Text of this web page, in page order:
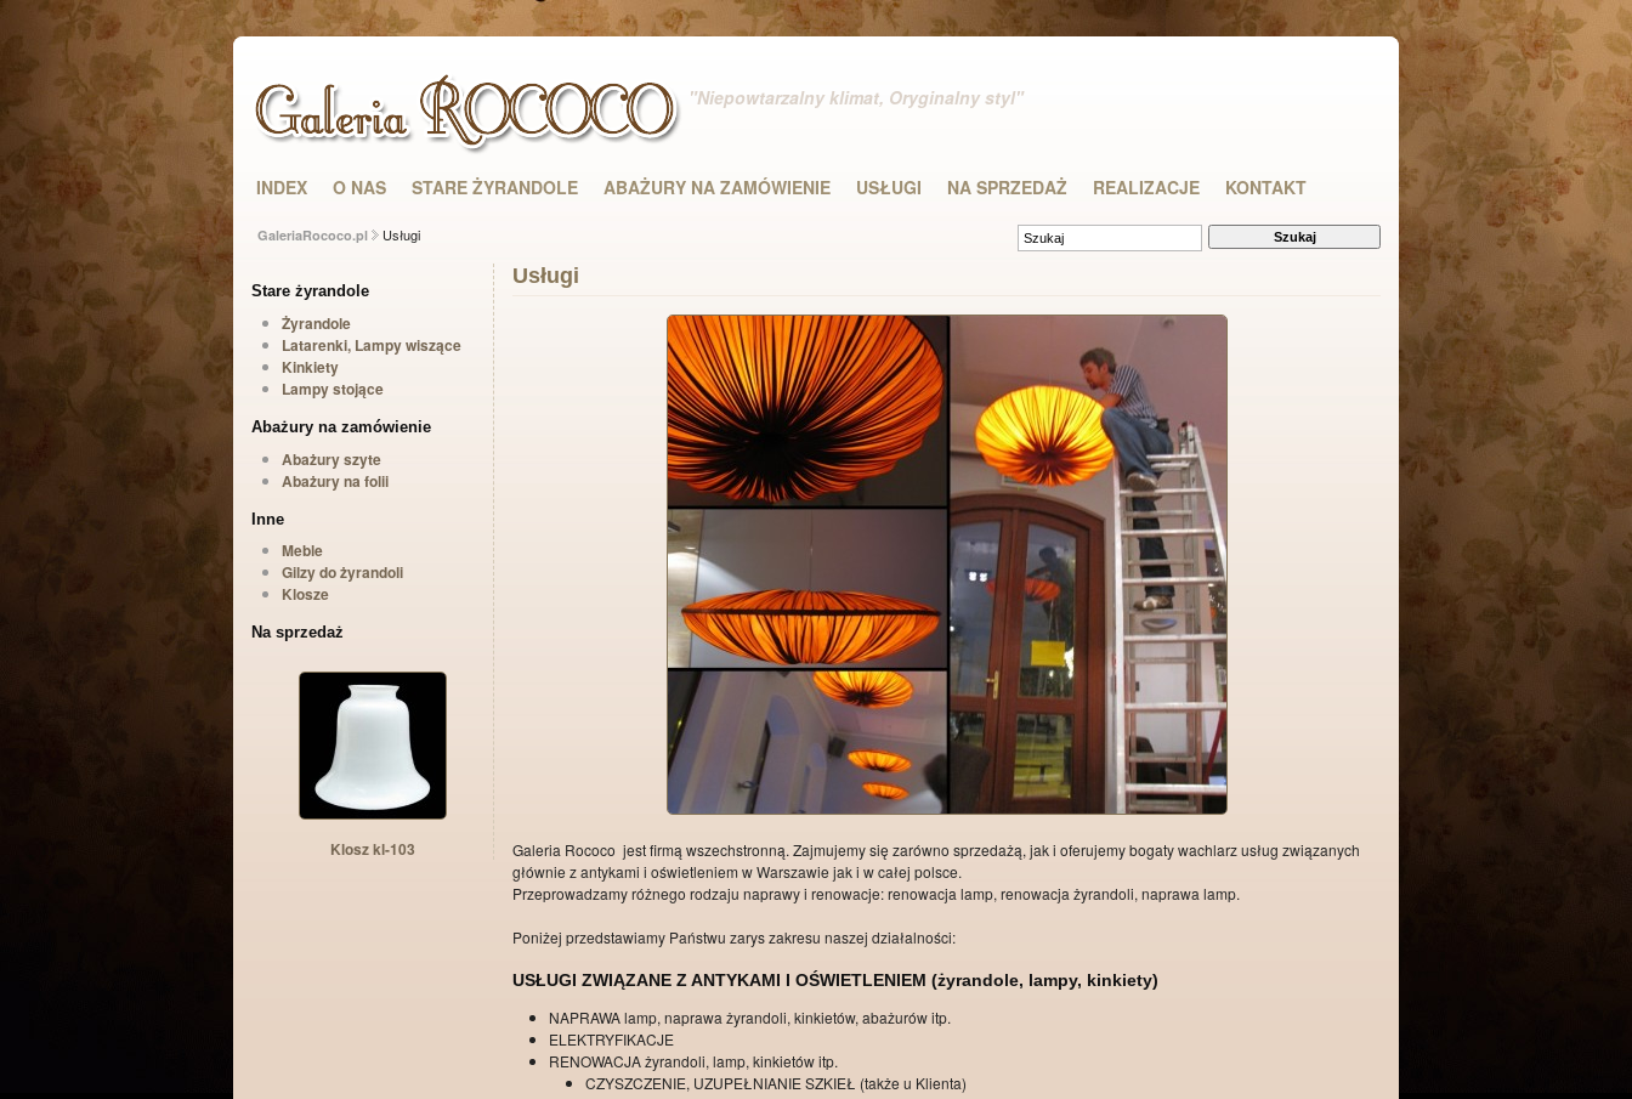
"Niepowtarzalny klimat, Oryginalny styl"
INDEX O NAS STARE ŻYRANDOLE ABAŻURY NA ZAMÓWIENIE USŁUGI NA SPRZEDAŻ REALIZACJE KONTAKT
GaleriaRococo.pl Usługi
Stare żyrandole
Żyrandole
Latarenki, Lampy wiszące
Kinkiety
Lampy stojące
Abażury na zamówienie
Abażury szyte
Abażury na folii
Inne
Meble
Gilzy do żyrandoli
Klosze
Na sprzedaż
Klosz kl-103
Usługi
Galeria Rococo jest firmą wszechstronną. Zajmujemy się zarówno sprzedażą, jak i oferujemy bogaty wachlarz usług związanych
głównie z antykami i oświetleniem w Warszawie jak i w całej polsce.
Przeprowadzamy różnego rodzaju naprawy i renowacje: renowacja lamp, renowacja żyrandoli, naprawa lamp.
Poniżej przedstawiamy Państwu zarys zakresu naszej działalności:
USŁUGI ZWIĄZANE Z ANTYKAMI I OŚWIETLENIEM (żyrandole, lampy, kinkiety)
NAPRAWA lamp, naprawa żyrandoli, kinkietów, abażurów itp.
ELEKTRYFIKACJE
RENOWACJA żyrandoli, lamp, kinkietów itp.
CZYSZCZENIE, UZUPEŁNIANIE SZKIEŁ (także u Klienta)